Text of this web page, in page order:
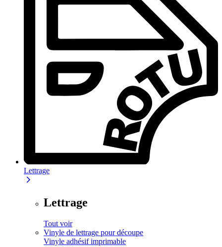
Lettrage
Lettrage
Tout voir
Vinyle de lettrage pour découpe
Vinyle adhésif imprimable